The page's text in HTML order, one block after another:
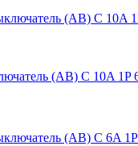
(АВ) C 10A 1P